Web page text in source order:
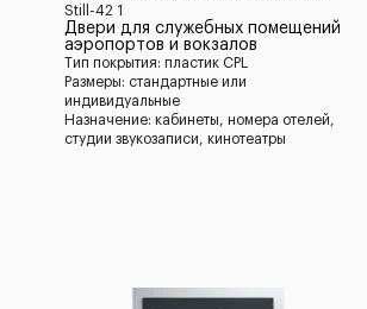
Still-42 1
Двери для служебных помещений
аэропортов и вокзалов
Тип покрытия: пластик CPL
Размеры: стандартные или
индивидуальные
Назначение: кабинеты, номера отелей,
студии звукозаписи, кинотеатры